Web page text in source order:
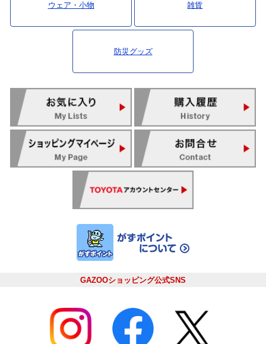
ウェア・小物 雑貨
防災グッズ
GAZOOショッピング公式SNS